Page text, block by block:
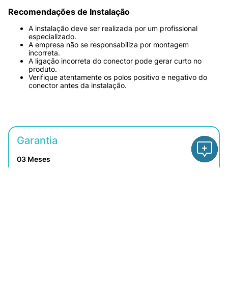
Recomendações de Instalação
A instalação deve ser realizada por um profissional
especializado.
A empresa não se responsabiliza por montagem
incorreta.
A ligação incorreta do conector pode gerar curto no
produto.
Verifique atentamente os polos positivo e negativo do
conector antes da instalação.
Garantia
03 Meses